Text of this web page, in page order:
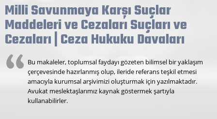
Milli Savunmaya Karşı Suçlar
Maddeleri ve Cezaları Suçları ve
Cezaları | Ceza Hukuku Davaları
Bu makaleler, toplumsal faydayı gözeten bilimsel bir yaklaşım
çerçevesinde hazırlanmış olup, ileride referans teşkil etmesi
amacıyla kurumsal arşivimizi oluşturmak için yazılmaktadır.
Avukat meslektaşlarımız kaynak göstermek şartıyla
kullanabilirler.